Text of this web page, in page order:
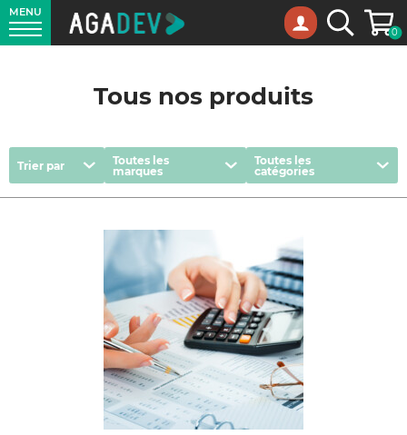
MENU
Recherche0
Tous nos produits
Trier
par
Trier par
Marques
Toutes les
marques
Catégories
Toutes les
catégories